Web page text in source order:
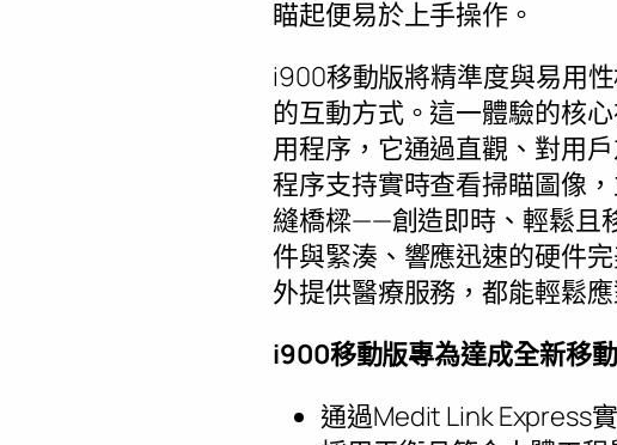
瞄起便易於上手操作。
i900移動版將精準度與易用
的互動方式。這一體驗的核
用程序，它通過直觀、對用
程序支持實時查看掃瞄圖像
縫橋樑——創造即時、輕鬆且
件與緊湊、響應迅速的硬件
外提供醫療服務，都能輕鬆應
i900移動版專為達成全新移
通過Medit Link Express